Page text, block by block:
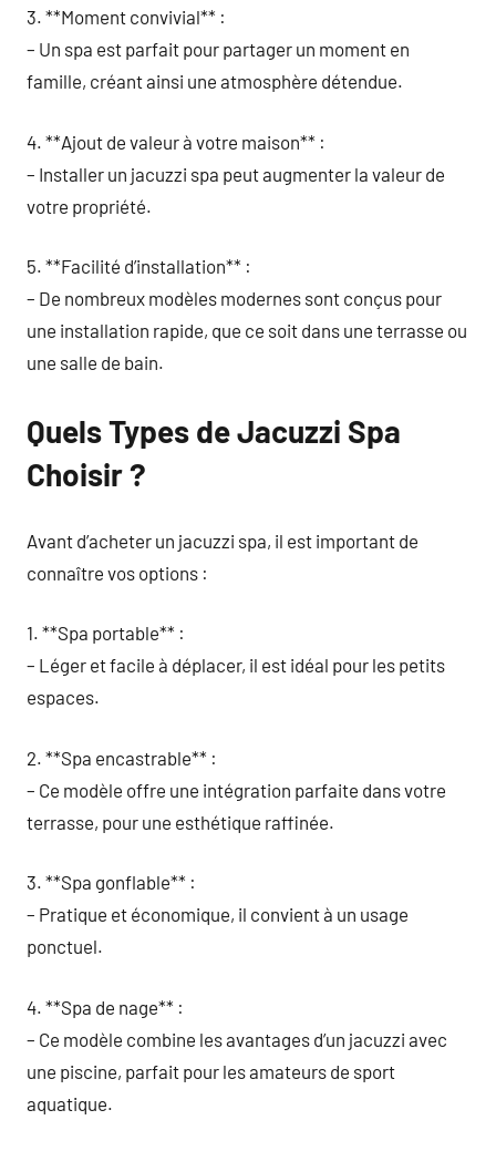
3. **Moment convivial** :
– Un spa est parfait pour partager un moment en
famille, créant ainsi une atmosphère détendue.
4. **Ajout de valeur à votre maison** :
– Installer un jacuzzi spa peut augmenter la valeur de
votre propriété.
5. **Facilité d’installation** :
– De nombreux modèles modernes sont conçus pour
une installation rapide, que ce soit dans une terrasse ou
une salle de bain.
Quels Types de Jacuzzi Spa
Choisir ?
Avant d’acheter un jacuzzi spa, il est important de
connaître vos options :
1. **Spa portable** :
– Léger et facile à déplacer, il est idéal pour les petits
espaces.
2. **Spa encastrable** :
– Ce modèle offre une intégration parfaite dans votre
terrasse, pour une esthétique raffinée.
3. **Spa gonflable** :
– Pratique et économique, il convient à un usage
ponctuel.
4. **Spa de nage** :
– Ce modèle combine les avantages d’un jacuzzi avec
une piscine, parfait pour les amateurs de sport
aquatique.